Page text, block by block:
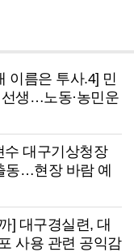
이름은 투사.4] 민
생…노동·농민운
’
수 대구기상청장
동…현장 바람 예
보”
] 대구경실련, 대
사용 관련 공익감